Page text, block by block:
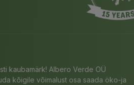
kaubamärk! Albero Verde OÜ
kõigile võimalust osa saada öko-ja